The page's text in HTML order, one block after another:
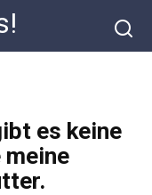
es keine
meine